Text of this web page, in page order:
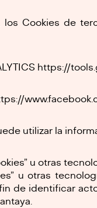
los Cookies de
https://
utilizar la
u otras
u otras
de identificar